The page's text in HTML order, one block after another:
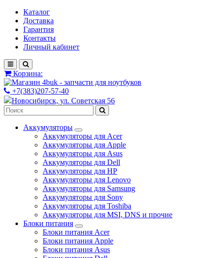
Каталог
Доставка
Гарантия
Контакты
Личный кабинет
Корзина:
+7(383)207-57-40
Новосибирск, ул. Советская 56
Аккумуляторы
Аккумуляторы для Acer
Аккумуляторы для Apple
Аккумуляторы для Asus
Аккумуляторы для Dell
Аккумуляторы для HP
Аккумуляторы для Lenovo
Аккумуляторы для Samsung
Аккумуляторы для Sony
Аккумуляторы для Toshiba
Аккумуляторы для MSI, DNS и прочие
Блоки питания
Блоки питания Acer
Блоки питания Apple
Блоки питания Asus